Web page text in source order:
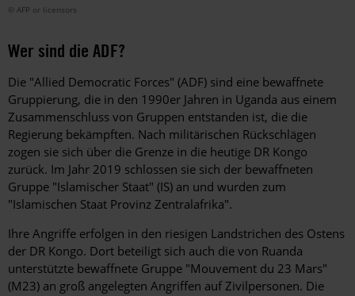
© AFP or licensors
Wer sind die ADF?
Die "Allied Democratic Forces" (ADF) sind eine bewaffnete
Gruppierung, die in den 1990er Jahren in Uganda aus einem
Zusammenschluss von Gruppen entstanden ist, die die
Regierung bekämpften. Nach militärischen Rückschlägen
zogen sie sich über die Grenze in die heutige DR Kongo
zurück. Im Jahr 2019 schlossen sie sich der bewaffneten
Gruppe "Islamischer Staat" (IS) an und wurden zum
"Islamischen Staat Provinz Zentralafrika".
Ihre Angriffe erfolgen in den riesigen Landstrichen des Ostens
der DR Kongo. Dort beteiligt sich auch die von Ruanda
unterstützte bewaffnete Gruppe "Mouvement du 23 Mars"
(M23) an groß angelegten Angriffen auf Zivilpersonen. Die